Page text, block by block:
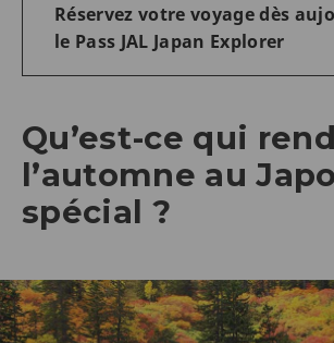
Réservez votre voyage dès
le Pass JAL Japan Explorer
Qu’est-ce qui rend
l’automne au
spécial ?